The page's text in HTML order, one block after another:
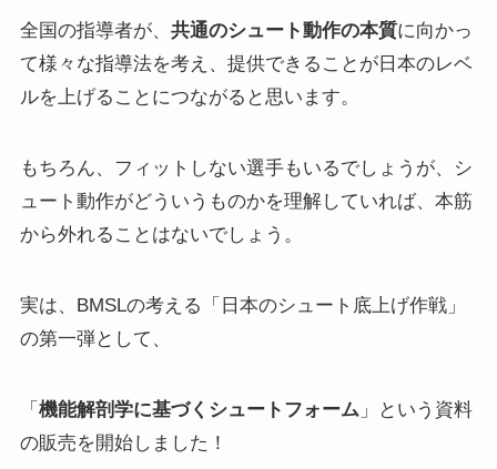
全国の指導者が、 共通のシュート動作の本質に向かっ
て様々な指導法を考え、提供できることが日本のレベ
ルを上げることにつながると思います。
もちろん、フィットしない選手もいるでしょうが、シ
ュート動作がどういうものかを理解していれば、本筋
から外れることはないでしょう。
実は、BMSLの考える「日本のシュート底上げ作戦」
の第一弾として、
「 機能解剖学に基づくシュートフォーム」という資料
の販売を開始しました！